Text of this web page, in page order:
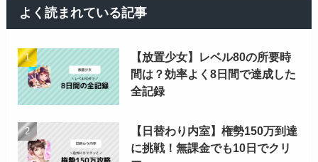
よく読まれている記事
【放置少女】レベル80の所要時
間は？効率よく8日間で達成した
全記録
【日替わり内室】権勢150万到達
に挑戦！無課金でも10日でクリ